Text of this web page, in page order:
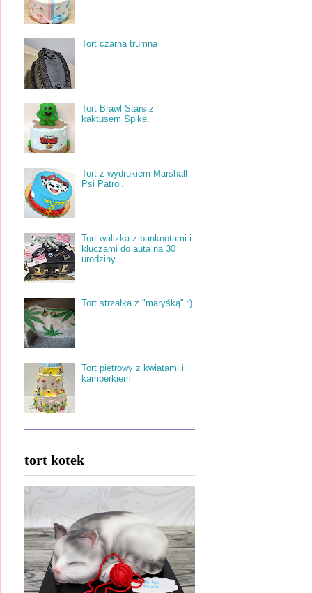
Tort czarna trumna
Tort Brawl Stars z
kaktusem Spike.
Tort z wydrukiem Marshall
Psi Patrol.
Tort walizka z banknotami i
kluczami do auta na 30
urodziny
Tort strzałka z "maryśką" :)
Tort piętrowy z kwiatami i
kamperkiem
tort kotek